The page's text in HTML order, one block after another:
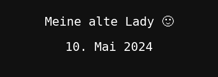
Meine alte Lady 🙂
10. Mai 2024